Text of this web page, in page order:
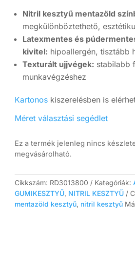
Nitril kesztyű mentazöld
megkülönböztethető,
Latexmentes és
kivitel: hipoallergén, tisztább
Texturált ujjvégek: stabilabb
munkavégzéshez
Kartonos kiszerelésben is
Méret választási segédlet
Ez a termék jelenleg nincs
megvásárolható.
Cikkszám: RD3013800 Kategóriák:
GUMIKESZTYŰ, NITRIL KESZTYŰ
mentazöld kesztyű, nitril kesztyű